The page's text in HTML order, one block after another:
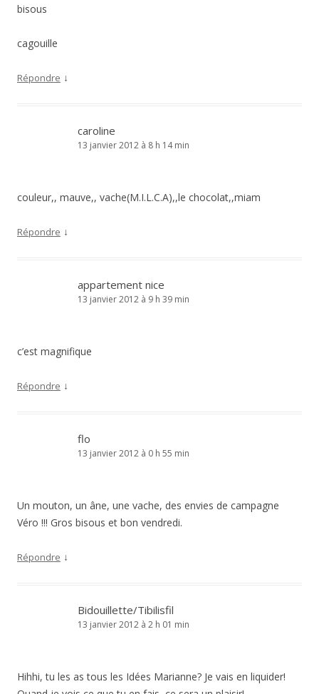
bisous
cagouille
Répondre ↓
caroline
13 janvier 2012 à 8 h 14 min
couleur,, mauve,, vache(M.I.L.C.A),,le chocolat,,miam
Répondre ↓
appartement nice
13 janvier 2012 à 9 h 39 min
c’est magnifique
Répondre ↓
flo
13 janvier 2012 à 0 h 55 min
Un mouton, un âne, une vache, des envies de campagne
Véro !!! Gros bisous et bon vendredi.
Répondre ↓
Bidouillette/Tibilisfil
13 janvier 2012 à 2 h 01 min
Hihhi, tu les as tous les Idées Marianne? Je vais en liquider!